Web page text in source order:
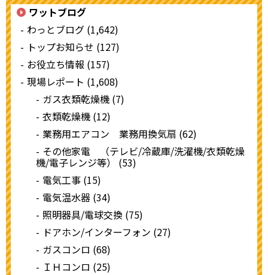
ワットブログ
わっとブログ (1,642)
トップお知らせ (127)
お役立ち情報 (157)
現場レポート (1,608)
ガス衣類乾燥機 (7)
衣類乾燥機 (12)
業務用エアコン 業務用換気扇 (62)
その他家電 （テレビ/冷蔵庫/洗濯機/衣類乾燥
機/電子レンジ等） (53)
電気工事 (15)
電気温水器 (34)
照明器具/電球交換 (75)
ドアホン/インターフォン (27)
ガスコンロ (68)
ＩＨコンロ (25)